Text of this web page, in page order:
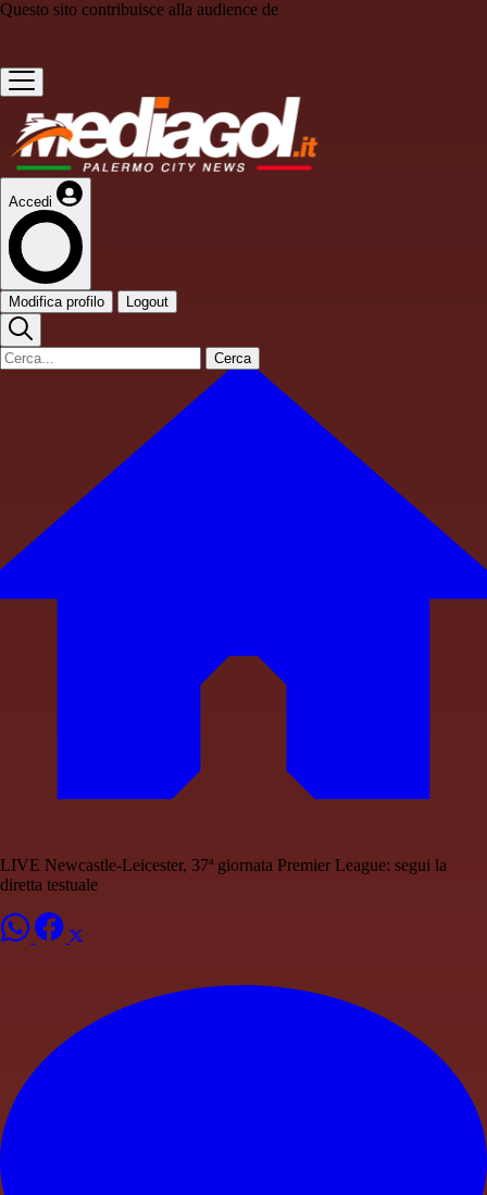
Questo sito contribuisce alla audience de
Accedi
Modifica profilo Logout
Cerca
LIVE Newcastle-Leicester, 37ª giornata Premier League: segui la
diretta testuale